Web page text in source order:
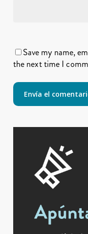
Save my name,
the next time I